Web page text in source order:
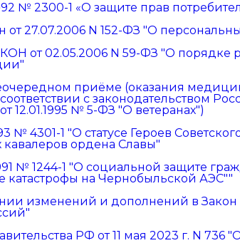
№ 2300-1 «О защите прав
27.07.2006 N 152-ФЗ "О
от 02.05.2006 N 59-ФЗ "О порядке
приёме (оказания
с законодательством
12.01.1995 № 5-ФЗ "О ветеранах")
№ 4301-1 "О статусе Героев
ордена Славы"
№ 1244-1 "О социальной защите
катастрофы на Чернобыльской АЭС""
изменений и дополнений в
РФ от 11 мая 2023 г. N 736